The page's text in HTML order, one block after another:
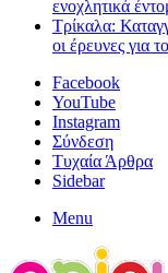
ενοχλητικά
Τρίκαλα:
οι έρευνες για
Facebook
YouTube
Instagram
Σύνδεση
Τυχαία Άρθρα
Sidebar
Menu